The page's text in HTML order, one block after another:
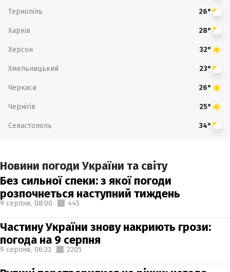
Тернопіль 26°
Харків 28°
Херсон 32°
Хмельницький 23°
Черкаси 26°
Чернігів 25°
Севастополь 34°
Новини погоди України та світу
Без сильної спеки: з якої погоди
розпочнеться наступний тиждень
9 серпня, 08:00 445
Частину України знову накриють грози:
погода на 9 серпня
9 серпня, 06:33 2205